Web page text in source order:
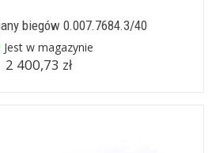
biegów 0.007.7684.3/40
Jest w magazynie
2 400,73 zł